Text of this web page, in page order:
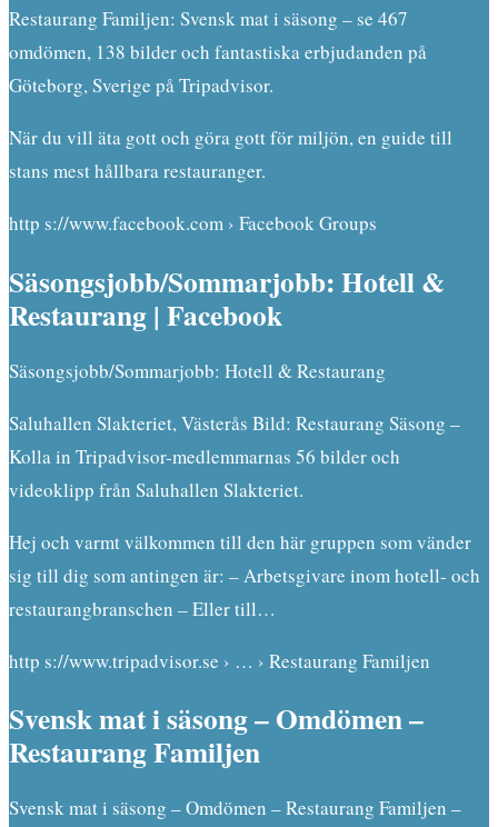
Restaurang Familjen: Svensk mat i säsong – se 467
omdömen, 138 bilder och fantastiska erbjudanden på
Göteborg, Sverige på Tripadvisor.
När du vill äta gott och göra gott för miljön, en guide till
stans mest hållbara restauranger.
http s://www.facebook.com › Facebook Groups
Säsongsjobb/Sommarjobb: Hotell &
Restaurang | Facebook
Säsongsjobb/Sommarjobb: Hotell & Restaurang
Saluhallen Slakteriet, Västerås Bild: Restaurang Säsong –
Kolla in Tripadvisor-medlemmarnas 56 bilder och
videoklipp från Saluhallen Slakteriet.
Hej och varmt välkommen till den här gruppen som vänder
sig till dig som antingen är: – Arbetsgivare inom hotell- och
restaurangbranschen – Eller till…
http s://www.tripadvisor.se › … › Restaurang Familjen
Svensk mat i säsong – Omdömen –
Restaurang Familjen
Svensk mat i säsong – Omdömen – Restaurang Familjen –